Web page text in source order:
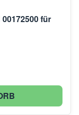
für